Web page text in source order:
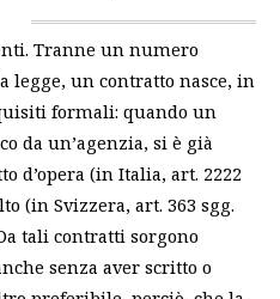
Tranne un numero
un contratto nasce, in
formali: quando un
da un’agenzia, si è già
d’opera (in Italia, art. 2222
(in Svizzera, art. 363 sgg.
tali contratti sorgono
senza aver scritto o